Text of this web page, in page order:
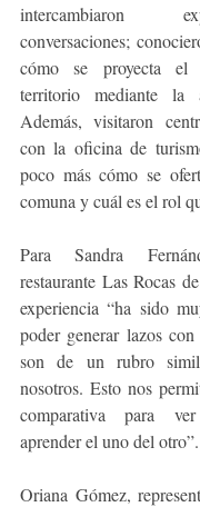
intercambiaron
conversaciones;
cómo se proyecta el
territorio mediante la
Además, visitaron
con la oficina de
poco más cómo se
comuna y cuál es el rol
Para Sandra
restaurante Las Rocas
experiencia “ha sido
poder generar lazos
son de un rubro
nosotros. Esto nos
comparativa para
aprender el uno del otro”.
Oriana Gómez,